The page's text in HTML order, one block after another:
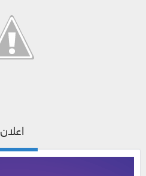
اعلان